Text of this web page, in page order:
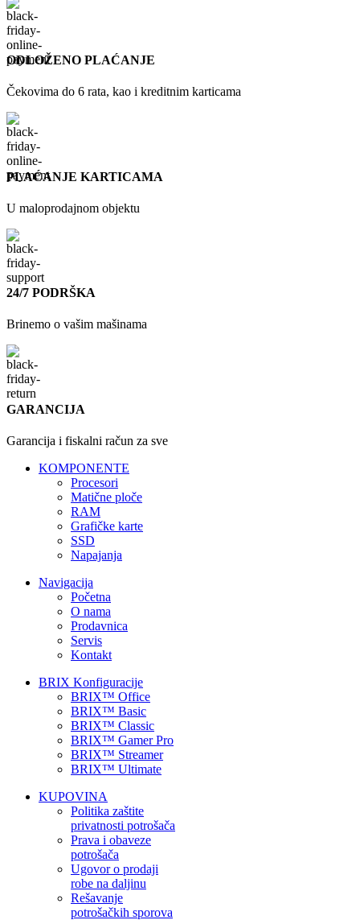
ODLOŽENO PLAĆANJE
Čekovima do 6 rata, kao i kreditnim karticama
PLAĆANJE KARTICAMA
U maloprodajnom objektu
24/7 PODRŠKA
Brinemo o vašim mašinama
GARANCIJA
Garancija i fiskalni račun za sve
KOMPONENTE
Procesori
Matične ploče
RAM
Grafičke karte
SSD
Napajanja
Navigacija
Početna
O nama
Prodavnica
Servis
Kontakt
BRIX Konfiguracije
BRIX™ Office
BRIX™ Basic
BRIX™ Classic
BRIX™ Gamer Pro
BRIX™ Streamer
BRIX™ Ultimate
KUPOVINA
Politika zaštite
privatnosti potrošača
Prava i obaveze
potrošača
Ugovor o prodaji
robe na daljinu
Rešavanje
potrošačkih sporova